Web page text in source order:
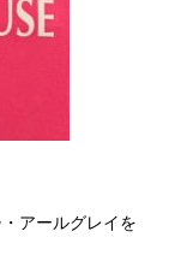
アールグレイを